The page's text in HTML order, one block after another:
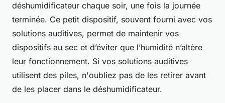
déshumidificateur chaque soir, une fois la journée
terminée. Ce petit dispositif, souvent fourni avec vos
solutions auditives, permet de maintenir vos
dispositifs au sec et d’éviter que l’humidité n’altère
leur fonctionnement. Si vos solutions auditives
utilisent des piles, n'oubliez pas de les retirer avant
de les placer dans le déshumidificateur.